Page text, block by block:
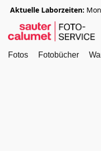
Aktuelle Laborzeiten:
Fotos Fotobücher